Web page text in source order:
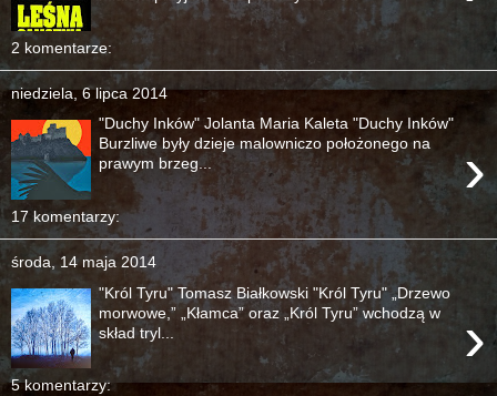
2 komentarze:
niedziela, 6 lipca 2014
›
"Duchy Inków" Jolanta Maria Kaleta "Duchy Inków"
Burzliwe były dzieje malowniczo położonego na
prawym brzeg...
17 komentarzy:
środa, 14 maja 2014
›
"Król Tyru" Tomasz Białkowski "Król Tyru" „Drzewo
morwowe,” „Kłamca” oraz „Król Tyru” wchodzą w
skład tryl...
5 komentarzy: